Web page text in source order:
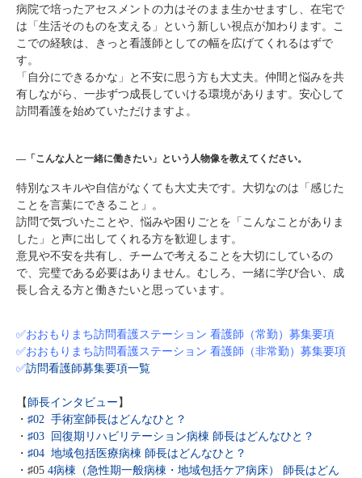
病院で培ったアセスメントの力はそのまま生かせますし、在宅で
は「生活そのものを支える」という新しい視点が加わります。こ
こでの経験は、きっと看護師としての幅を広げてくれるはずで
す。
「自分にできるかな」と不安に思う方も大丈夫。仲間と悩みを共
有しながら、一歩ずつ成長していける環境があります。安心して
訪問看護を始めていただけますよ。
―「こんな人と一緒に働きたい」という人物像を教えてください。
特別なスキルや自信がなくても大丈夫です。大切なのは「感じた
ことを言葉にできること」。
訪問で気づいたことや、悩みや困りごとを「こんなことがありま
した」と声に出してくれる方を歓迎します。
意見や不安を共有し、チームで考えることを大切にしているの
で、完璧である必要はありません。むしろ、一緒に学び合い、成
長し合える方と働きたいと思っています。
✅おおもりまち訪問看護ステーション 看護師（常勤）募集要項
✅おおもりまち訪問看護ステーション 看護師（非常勤） 募集要項
✅訪問看護師募集要項一覧
【 師長インタビュー 】
・ ♯02 手術室師長はどんなひと？
・ ♯03
回復期リハビリテーション病棟 師長はどんなひと？
・ ♯04 地域包括医療病棟 師長はどんなひと？
・ ♯05 4病棟（急性期一般病棟・地域包括ケア病床） 師長はどん